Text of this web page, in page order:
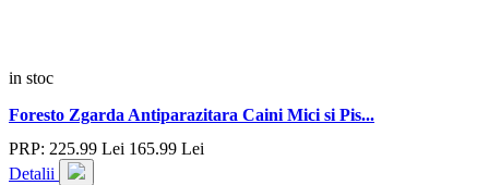
in stoc
Foresto Zgarda Antiparazitara Caini Mici si Pis...
PRP: 225.99 Lei 165.99 Lei
Detalii